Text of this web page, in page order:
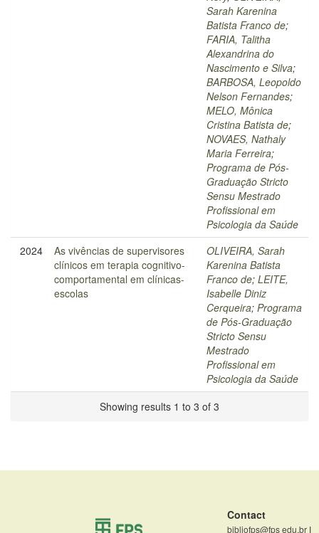
Sarah Karenina
Batista Franco de;
FARIA, Talitha
Alexandrina do
Nascimento e Silva;
BARBOSA, Leopoldo
Nelson Fernandes;
MELO, Mônica
Cristina Batista de;
NOVAES, Nathaly
Maria Ferreira;
Programa de Pós-
Graduação Stricto
Sensu Mestrado
Profissional em
Psicologia da Saúde
2024
As vivências de supervisores
clínicos em terapia cognitivo-
comportamental em clínicas-
escolas
OLIVEIRA, Sarah
Karenina Batista
Franco de; LEITE,
Isabelle Diniz
Cerqueira; Programa
de Pós-Graduação
Stricto Sensu
Mestrado
Profissional em
Psicologia da Saúde
Showing results 1 to 3 of 3
Contact
bibliofps@fps edu.br |